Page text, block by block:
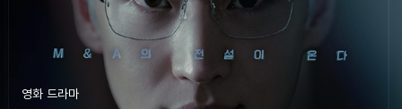
영화 드라마